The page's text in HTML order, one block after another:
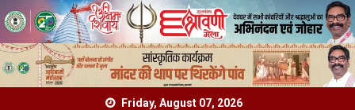
Friday, August 07, 2026